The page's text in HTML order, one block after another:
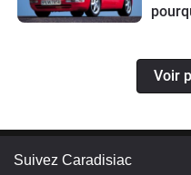
Voir
Suivez Caradisiac